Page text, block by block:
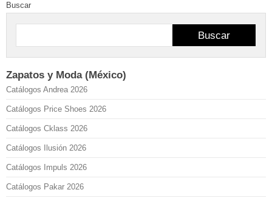
Buscar
Buscar
Zapatos y Moda (México)
Catálogos Andrea 2026
Catálogos Price Shoes 2026
Catálogos Cklass 2026
Catálogos Ilusión 2026
Catálogos Impuls 2026
Catálogos Pakar 2026